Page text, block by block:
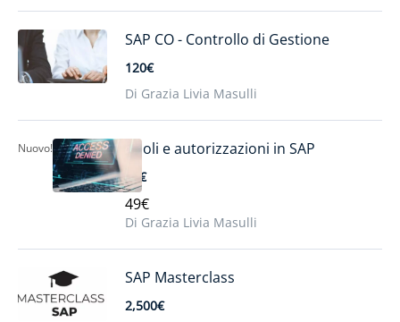
SAP CO - Controllo di Gestione
120€
Di Grazia Livia Masulli
Nuovo! Ruoli e autorizzazioni in SAP
99€
49€
Di Grazia Livia Masulli
SAP Masterclass
2,500€